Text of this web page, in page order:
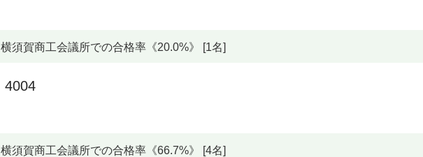
横須賀商工会議所での合格率《20.0%》 [1名]
4004
横須賀商工会議所での合格率《66.7%》 [4名]